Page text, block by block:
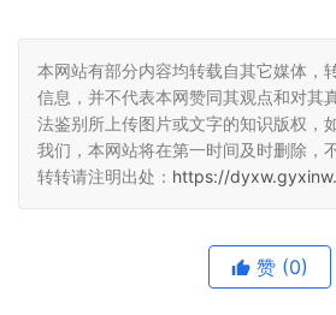
本网站有部分内容均转载自其它媒体，
信息，并不代表本网赞同其观点和对其
法鉴别所上传图片或文字的知识版权，
我们，本网站将在第一时间及时删除，
转转请注明出处： https://
赞 (0)